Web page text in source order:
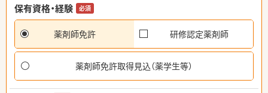
保有資格・経験
必須
薬剤師免許 研修認定薬剤師
薬剤師免許取得見込（薬学生等）